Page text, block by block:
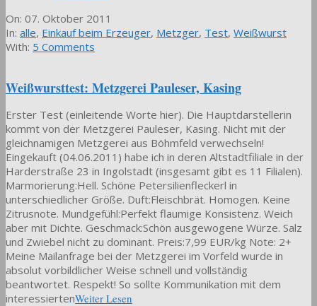
2011-
10-
07
On: 07. Oktober 2011
In: alle, Einkauf beim Erzeuger, Metzger, Test, Weißwurst
With: 5 Comments
Weißwursttest: Metzgerei Pauleser, Kasing
Erster Test (einleitende Worte hier). Die Hauptdarstellerin
kommt von der Metzgerei Pauleser, Kasing. Nicht mit der
gleichnamigen Metzgerei aus Böhmfeld verwechseln!
Eingekauft (04.06.2011) habe ich in deren Altstadtfiliale in der
Harderstraße 23 in Ingolstadt (insgesamt gibt es 11 Filialen).
Marmorierung:Hell. Schöne Petersilienfleckerl in
unterschiedlicher Größe. Duft:Fleischbrät. Homogen. Keine
Zitrusnote. Mundgefühl:Perfekt flaumige Konsistenz. Weich
aber mit Dichte. Geschmack:Schön ausgewogene Würze. Salz
und Zwiebel nicht zu dominant. Preis:7,99 EUR/kg Note: 2+
Meine Mailanfrage bei der Metzgerei im Vorfeld wurde in
absolut vorbildlicher Weise schnell und vollständig
beantwortet. Respekt! So sollte Kommunikation mit dem
interessiertenWeiter Lesen